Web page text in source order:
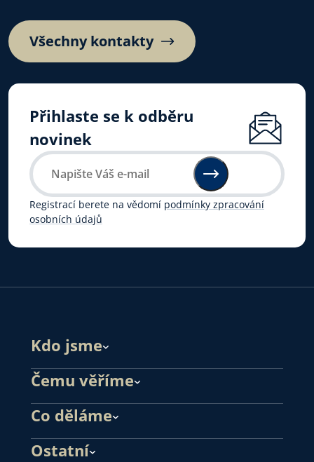
Všechny kontakty
Přihlaste se k odběru
novinek
Registrací berete na vědomí podmínky zpracování
osobních údajů
Kdo jsme
Čemu věříme
Co děláme
Ostatní